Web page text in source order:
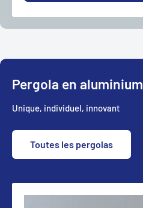
Pergola en aluminium
Unique, individuel, innovant
Toutes les pergolas